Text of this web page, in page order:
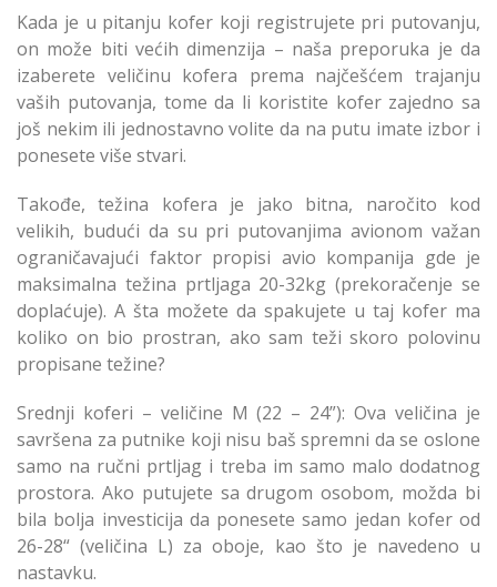
Kada je u pitanju kofer koji registrujete pri putovanju,
on može biti većih dimenzija – naša preporuka je da
izaberete veličinu kofera prema najčešćem trajanju
vaših putovanja, tome da li koristite kofer zajedno sa
još nekim ili jednostavno volite da na putu imate izbor i
ponesete više stvari.
Takođe, težina kofera je jako bitna, naročito kod
velikih, budući da su pri putovanjima avionom važan
ograničavajući faktor propisi avio kompanija gde je
maksimalna težina prtljaga 20-32kg (prekoračenje se
doplaćuje). A šta možete da spakujete u taj kofer ma
koliko on bio prostran, ako sam teži skoro polovinu
propisane težine?
Srednji koferi – veličine M (22 – 24”): Ova veličina je
savršena za putnike koji nisu baš spremni da se oslone
samo na ručni prtljag i treba im samo malo dodatnog
prostora. Ako putujete sa drugom osobom, možda bi
bila bolja investicija da ponesete samo jedan kofer od
26-28“ (veličina L) za oboje, kao što je navedeno u
nastavku.